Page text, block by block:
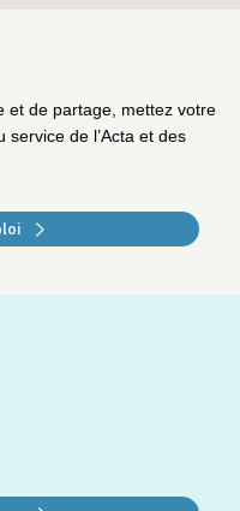
et de partage, mettez votre
service de l’Acta et des